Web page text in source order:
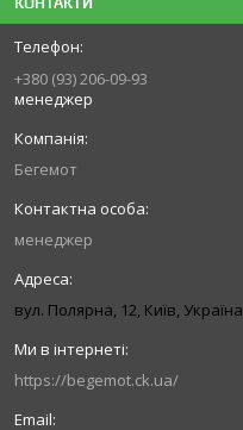
+380 (93) 206-09-93
менеджер
Бегемот
менеджер
вул. Полярна, 12, Київ, Україна
https://begemot.ck.ua/